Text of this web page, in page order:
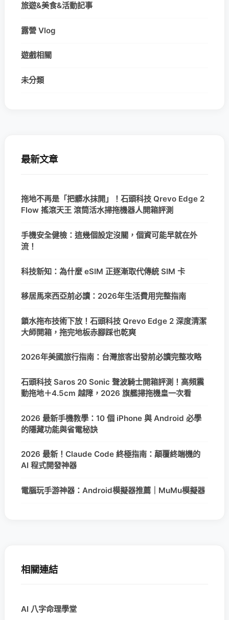
旅遊&美食&活動記事
露營 Vlog
遊戲相關
未分類
最新文章
拖地不再是「把髒水抹開」！石頭科技 Qrevo Edge 2
Flow 搖滾天王 滾筒活水掃拖機器人開箱評測
手機安全健檢：這幾個設定沒關，個資可能早就在外
流！
科技新知：為什麼 eSIM 正逐漸取代傳統 SIM 卡
移居馬來西亞前必讀：2026年生活費用完整指南
鎖水拖布技術下放！石頭科技 Qrevo Edge 2 深度清潔
大師開箱，拖完地板赤腳踩也乾爽
2026年美國旅行指南：台灣旅客出發前必讀完整攻略
石頭科技 Saros 20 Sonic 聲波騎士開箱評測！高頻震
動拖地＋4.5cm 越障，2026 旗艦掃拖機皇一次看
2026 最新手機教學：10 個 iPhone 與 Android 必學
的隱藏功能與省電秘訣
2026 最新！Claude Code 終極指南：顛覆終端機的
AI 程式開發神器
電腦玩手游神器：Android模擬器推薦｜MuMu模擬器
相關連結
AI 八字命理學堂